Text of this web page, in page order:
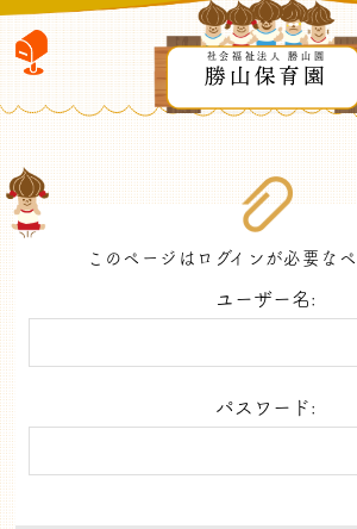
社会福祉法人 勝山園
勝山保育園
このページはログインが必要なペ
ユーザー名:
パスワード: